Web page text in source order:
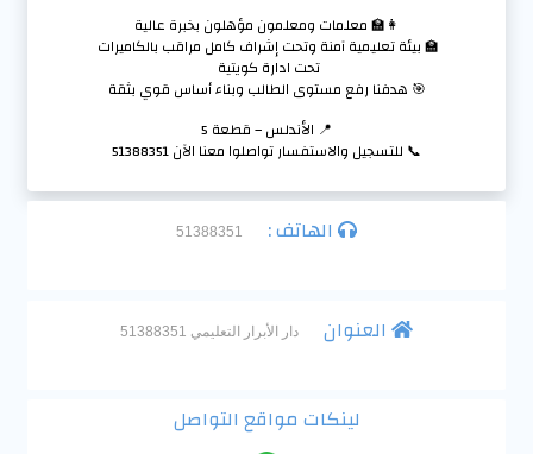
👩‍🏫 معلمات ومعلمون مؤهلون بخبرة عالية
🏫 بيئة تعليمية آمنة وتحت إشراف كامل مراقب بالكاميرات
تحت ادارة كويتية
🎯 هدفنا رفع مستوى الطالب وبناء أساس قوي بثقة
📍 الأندلس – قطعة 5
📞 للتسجيل والاستفسار تواصلوا معنا الآن 51388351
الهاتف : 51388351
العنوان دار الأبرار التعليمي 51388351
لينكات مواقع التواصل